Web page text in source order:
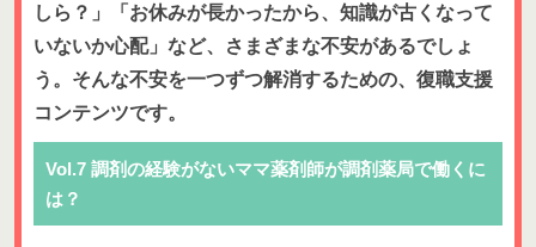
しら？」「お休みが長かったから、知識が古くなって
いないか心配」など、さまざまな不安があるでしょ
う。そんな不安を一つずつ解消するための、復職支援
コンテンツです。
Vol.7 調剤の経験がないママ薬剤師が調剤薬局で働くに
は？